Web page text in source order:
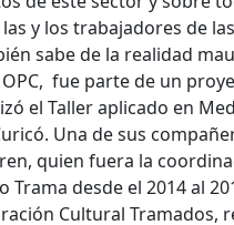
y los trabajadores de
sabe de la realidad
fue parte de un
el Taller aplicado en
Una de sus
quien fuera la
Trama desde el 2014 al
Cultural Tramados,